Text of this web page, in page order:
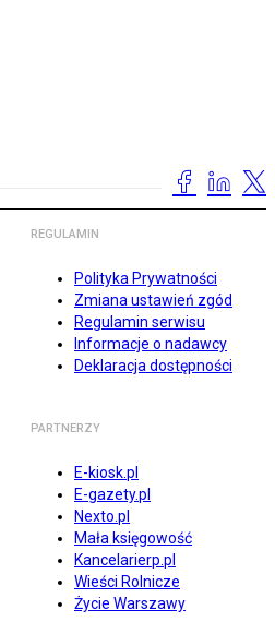
REGULAMIN
Polityka Prywatności
Zmiana ustawień zgód
Regulamin serwisu
Informacje o nadawcy
Deklaracja dostępności
PARTNERZY
E-kiosk.pl
E-gazety.pl
Nexto.pl
Mała księgowość
Kancelarierp.pl
Wieści Rolnicze
Życie Warszawy